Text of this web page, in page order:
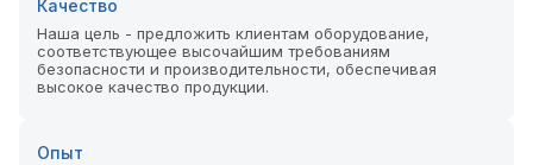
Качество
Наша цель - предложить клиентам оборудование,
соответствующее высочайшим требованиям
безопасности и производительности, обеспечивая
высокое качество продукции.
Опыт